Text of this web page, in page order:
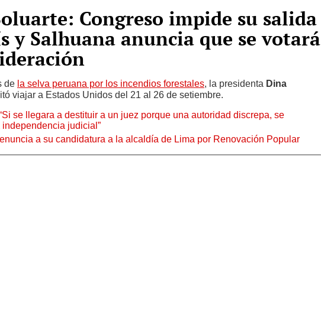
Congreso impide su salida
y Salhuana anuncia que se votará
de la selva peruana por los incendios forestales, la presidenta Dina
viajar a Estados Unidos del 21 al 26 de setiembre.
se llegara a destituir a un juez porque una autoridad discrepa, se
judicial”
a su candidatura a la alcaldía de Lima por Renovación Popular